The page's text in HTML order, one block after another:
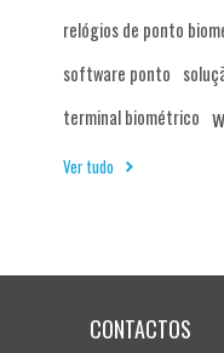
relógios de ponto
software ponto
terminal biométrico
Ver tudo
CONTACTOS